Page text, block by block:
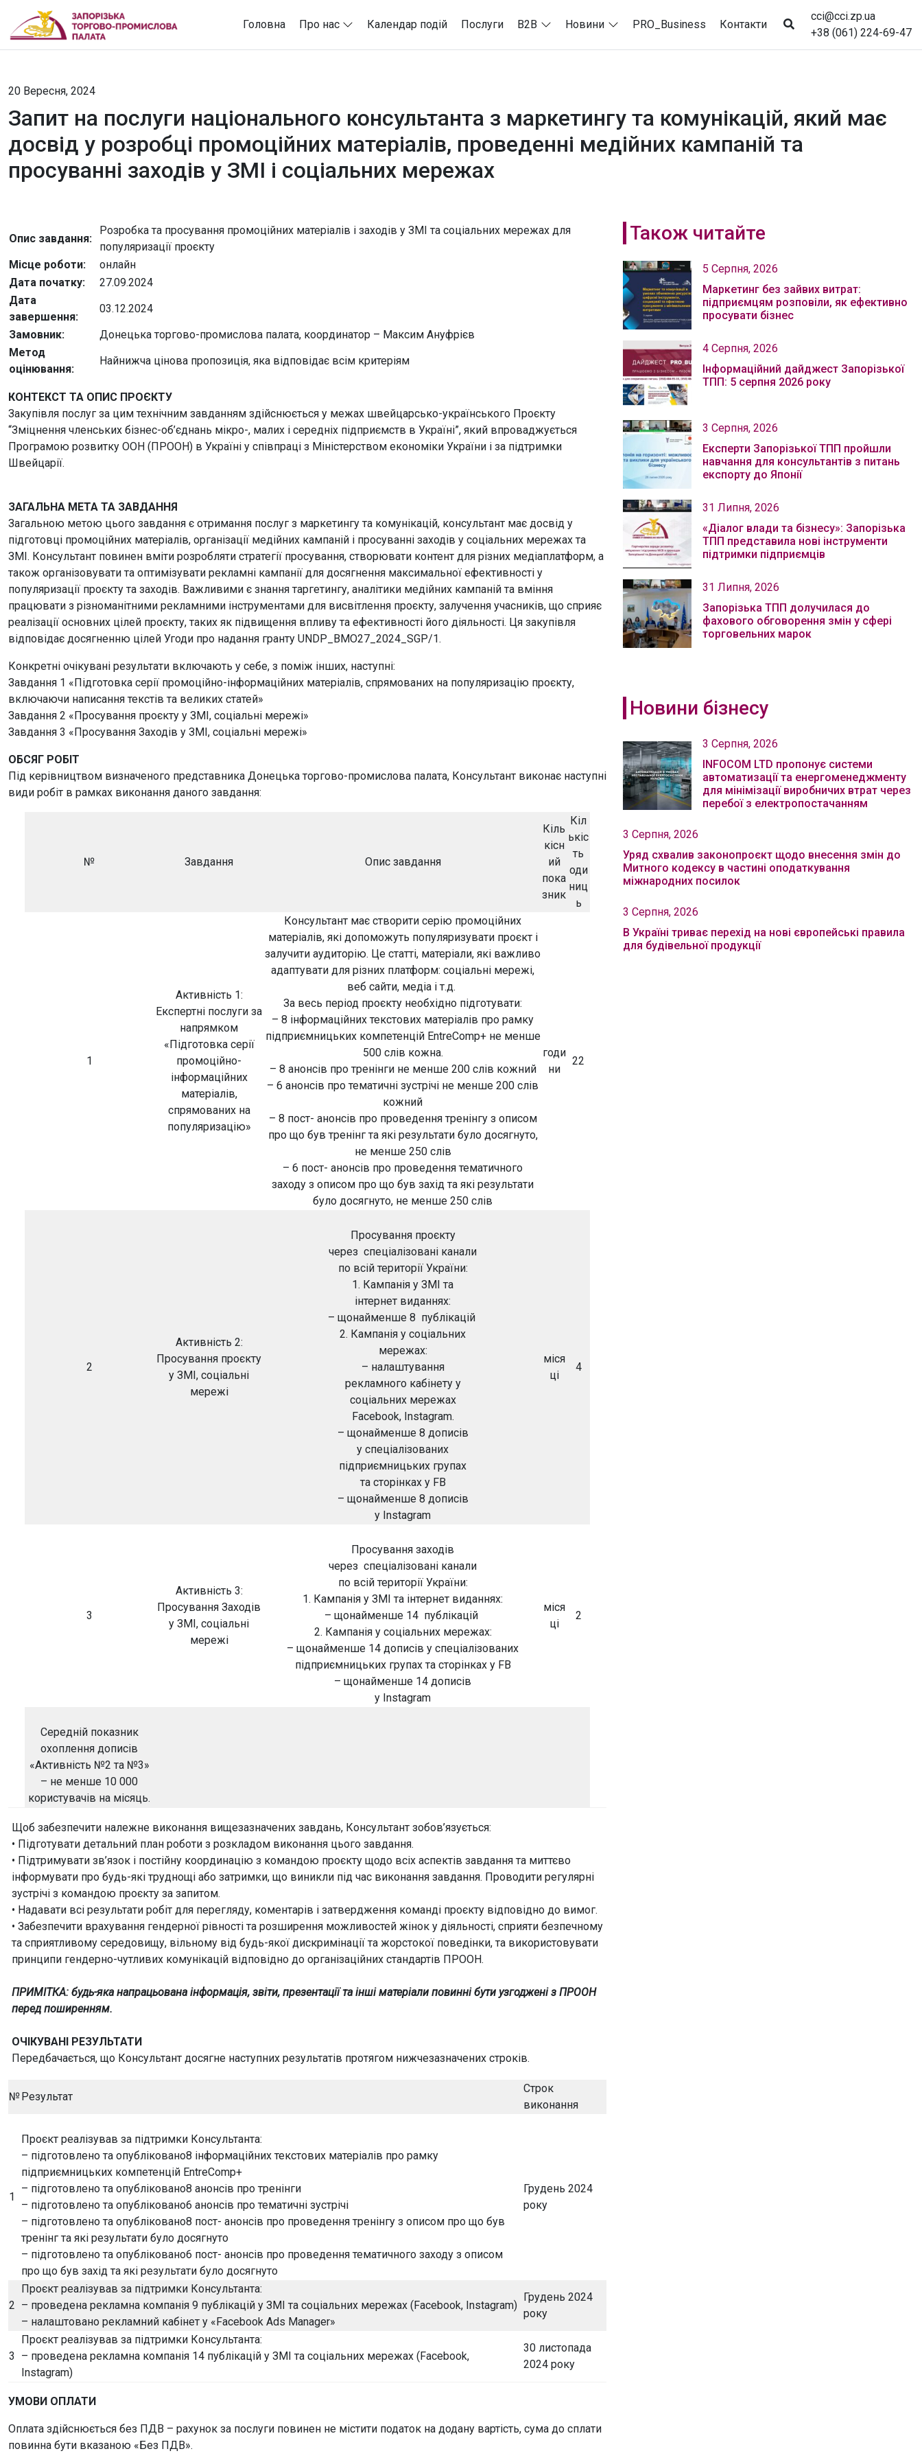
Головна Про нас Календар подій Послуги B2B Новини PRO_Business Контакти
cci@cci.zp.ua
+38 (061) 224-69-47
20 Вересня, 2024
Запит на послуги національного консультанта з маркетингу та комунікацій, який має
досвід у розробці промоційних матеріалів, проведенні медійних кампаній та
просуванні заходів у ЗМІ і соціальних мережах
Опис завдання:
Розробка та просування промоційних матеріалів і заходів у ЗМІ та соціальних мережах для
популяризації проєкту
Місце роботи:
онлайн
Дата початку:
27.09.2024
Дата
завершення:
03.12.2024
Замовник:
Донецька торгово-промислова палата, координатор – Максим Ануфрієв
Метод
оцінювання:
Найнижча цінова пропозиція, яка відповідає всім критеріям
КОНТЕКСТ ТА ОПИС ПРОЄКТУ
Закупівля послуг за цим технічним завданням здійснюється у межах швейцарсько-українського Проєкту
“Зміцнення членських бізнес-об’єднань мікро-, малих і середніх підприємств в Україні”, який впроваджується
Програмою розвитку ООН (ПРООН) в Україні у співпраці з Міністерством економіки України і за підтримки
Швейцарії.
ЗАГАЛЬНА МЕТА ТА ЗАВДАННЯ
Загальною метою цього завдання є отримання послуг з маркетингу та комунікацій, консультант має досвід у
підготовці промоційних матеріалів, організації медійних кампаній і просуванні заходів у соціальних мережах та
ЗМІ. Консультант повинен вміти розробляти стратегії просування, створювати контент для різних медіаплатформ, а
також організовувати та оптимізувати рекламні кампанії для досягнення максимальної ефективності у
популяризації проєкту та заходів. Важливими є знання таргетингу, аналітики медійних кампаній та вміння
працювати з різноманітними рекламними інструментами для висвітлення проєкту, залучення учасників, що сприяє
реалізації основних цілей проєкту, таких як підвищення впливу та ефективності його діяльності. Ця закупівля
відповідає досягненню цілей Угоди про надання гранту UNDP_BMO27_2024_SGP/1.
Конкретні очікувані результати включають у себе, з поміж інших, наступні:
Завдання 1 «Підготовка серії промоційно-інформаційних матеріалів, спрямованих на популяризацію проєкту,
включаючи написання текстів та великих статей»
Завдання 2 «Просування проєкту у ЗМІ, соціальні мережі»
Завдання 3 «Просування Заходів у ЗМІ, соціальні мережі»
ОБСЯГ РОБІТ
Під керівництвом визначеного представника Донецька торгово-промислова палата, Консультант виконає наступні
види робіт в рамках виконання даного завдання:
№ Завдання Опис завдання
Кіль
кісн
ий
пока
зник
Кіл
ькіс
ть
оди
ниц
ь
1
Активність 1:
Експертні послуги за
напрямком
«Підготовка серії
промоційно-
інформаційних
матеріалів,
спрямованих на
популяризацію»
Консультант має створити серію промоційних
матеріалів, які допоможуть популяризувати проєкт і
залучити аудиторію. Це статті, матеріали, які важливо
адаптувати для різних платформ: соціальні мережі,
веб сайти, медіа і т.д.
За весь період проєкту необхідно підготувати:
– 8 інформаційних текстових матеріалів про рамку
підприємницьких компетенцій EntreComp+ не менше
500 слів кожна.
– 8 анонсів про тренінги не менше 200 слів кожний
– 6 анонсів про тематичні зустрічі не менше 200 слів
кожний
– 8 пост- анонсів про проведення тренінгу з описом
про що був тренінг та які результати було досягнуто,
не менше 250 слів
– 6 пост- анонсів про проведення тематичного
заходу з описом про що був захід та які результати
було досягнуто, не менше 250 слів
годи
ни
22
2
Активність 2:
Просування проєкту
у ЗМІ, соціальні
мережі
Просування проєкту
через спеціалізовані канали
по всій території України:
1. Кампанія у ЗМІ та
інтернет виданнях:
– щонайменше 8 публікацій
2. Кампанія у соціальних
мережах:
– налаштування
рекламного кабінету у
соціальних мережах
Facebook, Instagram.
– щонайменше 8 дописів
у спеціалізованих
підприємницьких групах
та сторінках у FB
– щонайменше 8 дописів
у Instagram
міся
ці
4
3
Активність 3:
Просування Заходів
у ЗМІ, соціальні
мережі
Просування заходів
через спеціалізовані канали
по всій території України:
1. Кампанія у ЗМІ та інтернет виданнях:
– щонайменше 14 публікацій
2. Кампанія у соціальних мережах:
– щонайменше 14 дописів у спеціалізованих
підприємницьких групах та сторінках у FB
– щонайменше 14 дописів
у Instagram
міся
ці
2
Середній показник
охоплення дописів
«Активність №2 та №3»
– не менше 10 000
користувачів на місяць.
Щоб забезпечити належне виконання вищезазначених завдань, Консультант зобов’язується:
• Підготувати детальний план роботи з розкладом виконання цього завдання.
• Підтримувати зв’язок і постійну координацію з командою проєкту щодо всіх аспектів завдання та миттєво
інформувати про будь-які труднощі або затримки, що виникли під час виконання завдання. Проводити регулярні
зустрічі з командою проєкту за запитом.
• Надавати всі результати робіт для перегляду, коментарів і затвердження команді проєкту відповідно до вимог.
• Забезпечити врахування гендерної рівності та розширення можливостей жінок у діяльності, сприяти безпечному
та сприятливому середовищу, вільному від будь-якої дискримінації та жорстокої поведінки, та використовувати
принципи гендерно-чутливих комунікацій відповідно до організаційних стандартів ПРООН.
ПРИМІТКА: будь-яка напрацьована інформація, звіти, презентації та інші матеріали повинні бути узгоджені з ПРООН
перед поширенням.
ОЧІКУВАНІ РЕЗУЛЬТАТИ
Передбачається, що Консультант досягне наступних результатів протягом нижчезазначених строків.
№Результат
Строк
виконання
1
Проєкт реалізував за підтримки Консультанта:
– підготовлено та опубліковано8 інформаційних текстових матеріалів про рамку
підприємницьких компетенцій EntreComp+
– підготовлено та опубліковано8 анонсів про тренінги
– підготовлено та опубліковано6 анонсів про тематичні зустрічі
– підготовлено та опубліковано8 пост- анонсів про проведення тренінгу з описом про що був
тренінг та які результати було досягнуто
– підготовлено та опубліковано6 пост- анонсів про проведення тематичного заходу з описом
про що був захід та які результати було досягнуто
Грудень 2024
року
2
Проєкт реалізував за підтримки Консультанта:
– проведена рекламна компанія 9 публікацій у ЗМІ та соціальних мережах (Facebook, Instagram)
– налаштовано рекламний кабінет у «Facebook Ads Manager»
Грудень 2024
року
3
Проєкт реалізував за підтримки Консультанта:
– проведена рекламна компанія 14 публікацій у ЗМІ та соціальних мережах (Facebook,
Instagram)
30 листопада
2024 року
УМОВИ ОПЛАТИ
Оплата здійснюється без ПДВ – рахунок за послуги повинен не містити податок на додану вартість, сума до сплати
повинна бути вказаною «Без ПДВ».
Також читайте
5 Серпня, 2026
Маркетинг без зайвих витрат:
підприємцям розповіли, як ефективно
просувати бізнес
4 Серпня, 2026
Інформаційний дайджест Запорізької
ТПП: 5 серпня 2026 року
3 Серпня, 2026
Експерти Запорізької ТПП пройшли
навчання для консультантів з питань
експорту до Японії
31 Липня, 2026
«Діалог влади та бізнесу»: Запорізька
ТПП представила нові інструменти
підтримки підприємців
31 Липня, 2026
Запорізька ТПП долучилася до
фахового обговорення змін у сфері
торговельних марок
Новини бізнесу
3 Серпня, 2026
INFOCOM LTD пропонує системи
автоматизації та енергоменеджменту
для мінімізації виробничих втрат через
перебої з електропостачанням
3 Серпня, 2026
Уряд схвалив законопроєкт щодо внесення змін до
Митного кодексу в частині оподаткування
міжнародних посилок
3 Серпня, 2026
В Україні триває перехід на нові європейські правила
для будівельної продукції